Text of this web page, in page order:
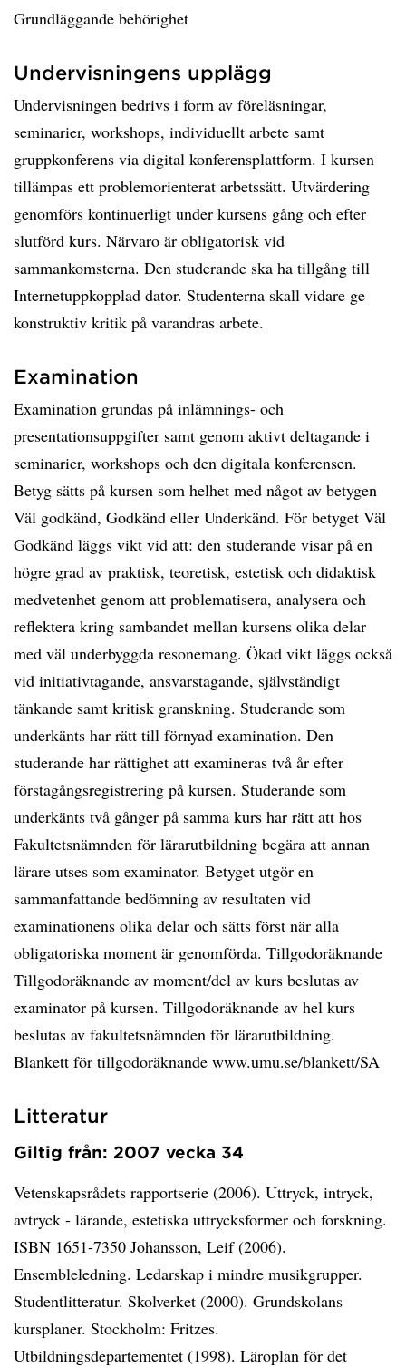
Grundläggande behörighet
Undervisningens upplägg
Undervisningen bedrivs i form av föreläsningar,
seminarier, workshops, individuellt arbete samt
gruppkonferens via digital konferensplattform. I kursen
tillämpas ett problemorienterat arbetssätt. Utvärdering
genomförs kontinuerligt under kursens gång och efter
slutförd kurs. Närvaro är obligatorisk vid
sammankomsterna. Den studerande ska ha tillgång till
Internetuppkopplad dator. Studenterna skall vidare ge
konstruktiv kritik på varandras arbete.
Examination
Examination grundas på inlämnings- och
presentationsuppgifter samt genom aktivt deltagande i
seminarier, workshops och den digitala konferensen.
Betyg sätts på kursen som helhet med något av betygen
Väl godkänd, Godkänd eller Underkänd. För betyget Väl
Godkänd läggs vikt vid att: den studerande visar på en
högre grad av praktisk, teoretisk, estetisk och didaktisk
medvetenhet genom att problematisera, analysera och
reflektera kring sambandet mellan kursens olika delar
med väl underbyggda resonemang. Ökad vikt läggs också
vid initiativtagande, ansvarstagande, självständigt
tänkande samt kritisk granskning. Studerande som
underkänts har rätt till förnyad examination. Den
studerande har rättighet att examineras två år efter
förstagångsregistrering på kursen. Studerande som
underkänts två gånger på samma kurs har rätt att hos
Fakultetsnämnden för lärarutbildning begära att annan
lärare utses som examinator. Betyget utgör en
sammanfattande bedömning av resultaten vid
examinationens olika delar och sätts först när alla
obligatoriska moment är genomförda. Tillgodoräknande
Tillgodoräknande av moment/del av kurs beslutas av
examinator på kursen. Tillgodoräknande av hel kurs
beslutas av fakultetsnämnden för lärarutbildning.
Blankett för tillgodoräknande www.umu.se/blankett/SA
Litteratur
Giltig från: 2007 vecka 34
Vetenskapsrådets rapportserie (2006). Uttryck, intryck,
avtryck - lärande, estetiska uttrycksformer och forskning.
ISBN 1651-7350 Johansson, Leif (2006).
Ensembleledning. Ledarskap i mindre musikgrupper.
Studentlitteratur. Skolverket (2000). Grundskolans
kursplaner. Stockholm: Fritzes.
Utbildningsdepartementet (1998). Läroplan för det